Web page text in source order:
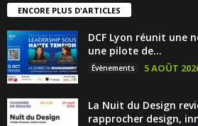
ENCORE PLUS D'ARTICLES
DCF Lyon réunit une
une pilote de...
Évènements 5 AOÛT
La Nuit du Design
rapprocher design,